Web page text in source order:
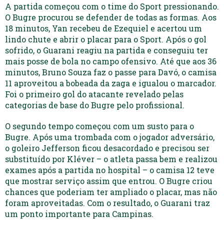
A partida começou com o time do Sport pressionando.
O Bugre procurou se defender de todas as formas. Aos
18 minutos, Yan recebeu de Ezequiel e acertou um
lindo chute e abrir o placar para o Sport. Após o gol
sofrido, o Guarani reagiu na partida e conseguiu ter
mais posse de bola no campo ofensivo. Até que aos 36
minutos, Bruno Souza faz o passe para Davó, o camisa
11 aproveitou a bobeada da zaga e igualou o marcador.
Foi o primeiro gol do atacante revelado pelas
categorias de base do Bugre pelo profissional.
O segundo tempo começou com um susto para o
Bugre. Após uma trombada com o jogador adversário,
o goleiro Jefferson ficou desacordado e precisou ser
substituído por Kléver – o atleta passa bem e realizou
exames após a partida no hospital – o camisa 12 teve
que mostrar serviço assim que entrou. O Bugre criou
chances que poderiam ter ampliado o placar, mas não
foram aproveitadas. Com o resultado, o Guarani traz
um ponto importante para Campinas.